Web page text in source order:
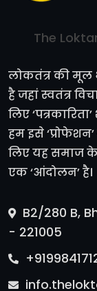
The
लोकतंत्र की मूल
है जहां स्वतंत्र
लिए
हम इसे
लिए यह समाज के
एक ‘आंदोलन’ है।
B2/280 B,
- 221005